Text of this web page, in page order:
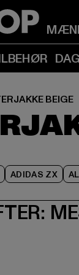
BEIGE
ADIDAS ZX